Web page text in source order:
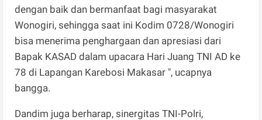
dengan baik dan bermanfaat bagi masyarakat
Wonogiri, sehingga saat ini Kodim 0728/Wonogiri
bisa menerima penghargaan dan apresiasi dari
Bapak KASAD dalam upacara Hari Juang TNI AD ke
78 di Lapangan Karebosi Makasar ", ucapnya
bangga.
Dandim juga berharap, sinergitas TNI-Polri,